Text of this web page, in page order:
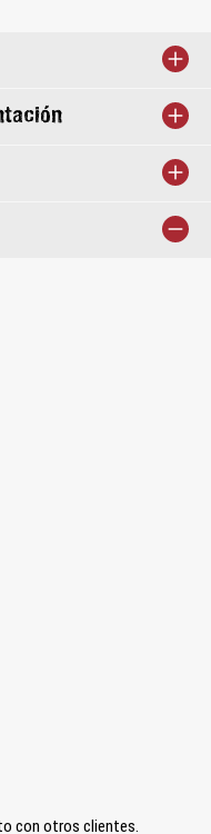
con otros clientes.